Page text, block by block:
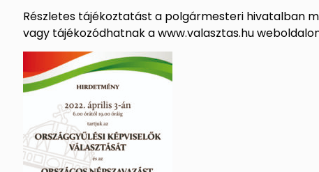
Részletes tájékoztatást a polgármesteri hivatalban
vagy tájékozódhatnak a www.valasztas.hu